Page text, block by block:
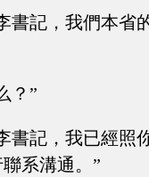
書記，我們本省
？”
書記，我已經照
系溝通。”